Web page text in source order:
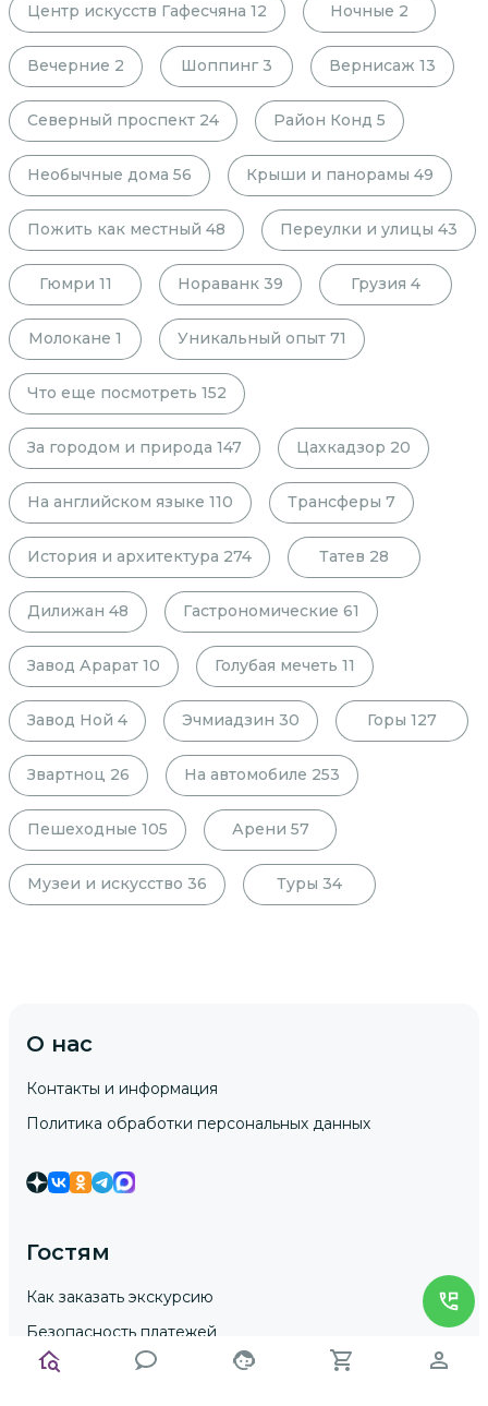
Центр искусств Гафесчяна 12 Ночные 2
Вечерние 2 Шоппинг 3 Вернисаж 13
Северный проспект 24 Район Конд 5
Необычные дома 56 Крыши и панорамы 49
Пожить как местный 48 Переулки и улицы 43
Гюмри 11 Нораванк 39 Грузия 4
Молокане 1 Уникальный опыт 71
Что еще посмотреть 152
За городом и природа 147 Цахкадзор 20
На английском языке 110 Трансферы 7
История и архитектура 274 Татев 28
Дилижан 48 Гастрономические 61
Завод Арарат 10 Голубая мечеть 11
Завод Ной 4 Эчмиадзин 30 Горы 127
Звартноц 26 На автомобиле 253
Пешеходные 105 Арени 57
Музеи и искусство 36 Туры 34
О нас
Контакты и информация
Политика обработки персональных данных
Гостям
Как заказать экскурсию
Безопасность платежей
Условия для клиентов